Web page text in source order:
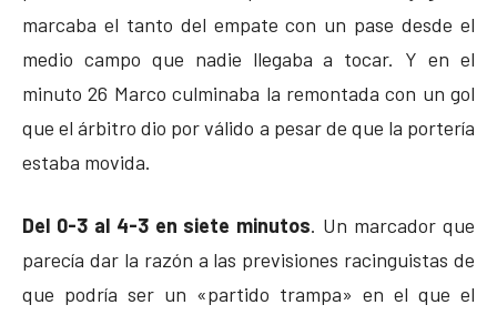
marcaba el tanto del empate con un pase desde el
medio campo que nadie llegaba a tocar. Y en el
minuto 26 Marco culminaba la remontada con un gol
que el árbitro dio por válido a pesar de que la portería
estaba movida.
Del 0-3 al 4-3 en siete minutos. Un marcador que
parecía dar la razón a las previsiones racinguistas de
que podría ser un «partido trampa» en el que el